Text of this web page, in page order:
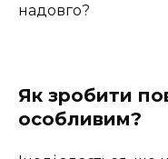
надовго?
Як зробити
особливим?